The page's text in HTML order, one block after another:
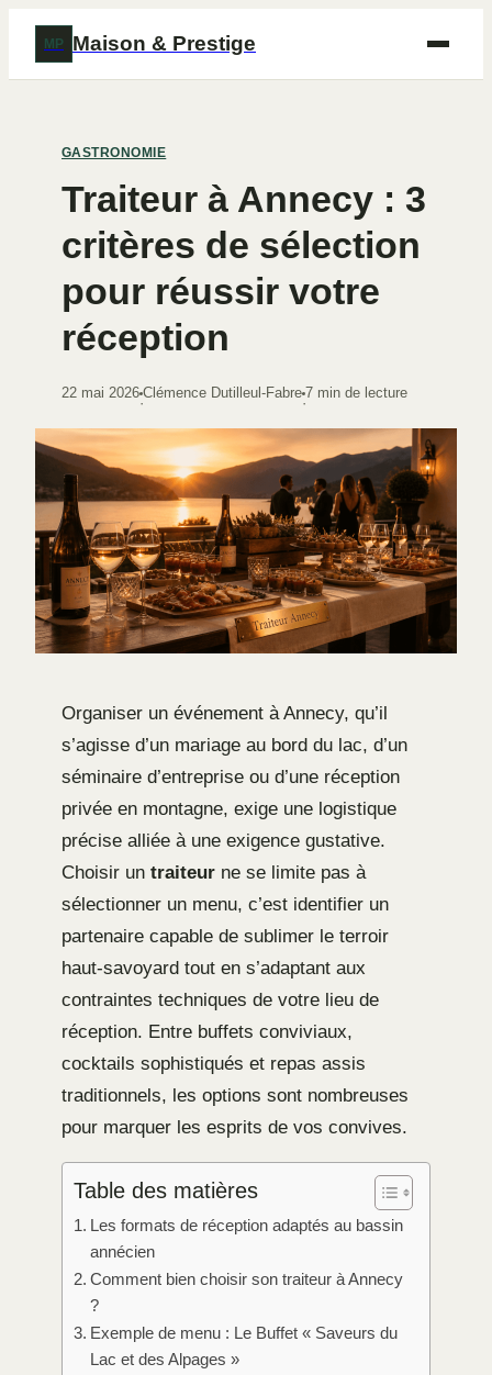
MP Maison & Prestige
GASTRONOMIE
Traiteur à Annecy : 3
critères de sélection
pour réussir votre
réception
22 mai 2026
·
Clémence Dutilleul-Fabre
·
7 min de lecture
Organiser un événement à Annecy, qu’il
s’agisse d’un mariage au bord du lac, d’un
séminaire d’entreprise ou d’une réception
privée en montagne, exige une logistique
précise alliée à une exigence gustative.
Choisir un traiteur ne se limite pas à
sélectionner un menu, c’est identifier un
partenaire capable de sublimer le terroir
haut-savoyard tout en s’adaptant aux
contraintes techniques de votre lieu de
réception. Entre buffets conviviaux,
cocktails sophistiqués et repas assis
traditionnels, les options sont nombreuses
pour marquer les esprits de vos convives.
Table des matières
Les formats de réception adaptés au bassin
annécien
Comment bien choisir son traiteur à Annecy
?
Exemple de menu : Le Buffet « Saveurs du
Lac et des Alpages »